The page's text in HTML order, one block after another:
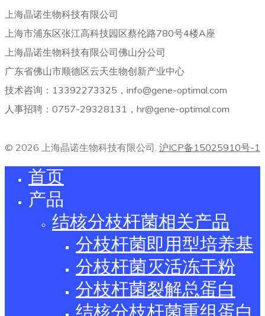
上海晶诺生物科技有限公司
上海市浦东区张江高科技园区蔡伦路780号4楼A座
上海晶诺生物科技有限公司佛山分公司
广东省佛山市顺德区云天生物创新产业中心
技术咨询：13392273325，info@gene-optimal.com
人事招聘：0757-29328131，hr@gene-optimal.com
© 2026 上海晶诺生物科技有限公司. 沪ICP备15025910号-1
首页
产品
结核分枝杆菌相关产品
分枝杆菌即用型培养基
分枝杆菌灭活冻干粉
分枝杆菌裂解总蛋白
结核分枝杆菌重组蛋白